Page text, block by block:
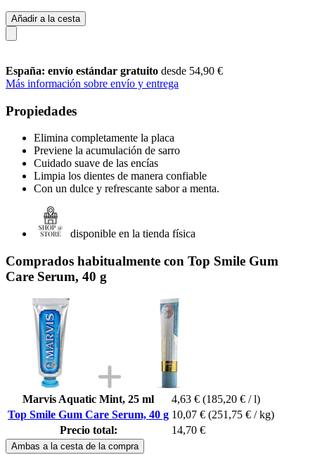
Añadir a la cesta
España: envío estándar gratuito desde 54,90 €
Más información sobre envío y entrega
Propiedades
Elimina completamente la placa
Previene la acumulación de sarro
Cuidado suave de las encías
Limpia los dientes de manera confiable
Con un dulce y refrescante sabor a menta.
disponible en la tienda física
Comprados habitualmente con Top Smile Gum
Care Serum, 40 g
Marvis Aquatic Mint, 25 ml 4,63 € (185,20 € / l)
Top Smile Gum Care Serum, 40 g 10,07 € (251,75 € / kg)
Precio total:
14,70 €
Ambas a la cesta de la compra